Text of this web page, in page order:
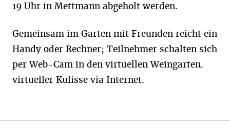
19 Uhr in Mettmann abgeholt werden.
Gemeinsam im Garten mit Freunden reicht ein
Handy oder Rechner; Teilnehmer schalten sich
per Web-Cam in den virtuellen Weingarten.
virtueller Kulisse via Internet.